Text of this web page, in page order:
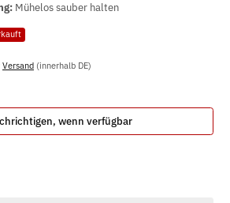
Mühelos sauber halten
Versand (innerhalb DE)
wenn verfügbar